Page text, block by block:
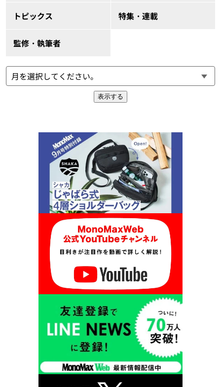
トピックス 特集・連載
監修・執筆者
表示する